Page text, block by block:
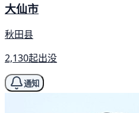
大仙市
秋田县
2,130起出没
通知